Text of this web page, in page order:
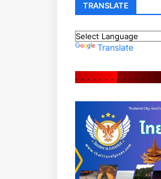
TRANSLATE
Translate
. . . . . . . . . . . . . .